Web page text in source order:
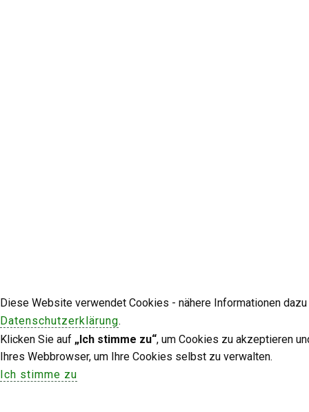
Diese Website verwendet Cookies - nähere Informationen
Datenschutzerklärung.
Klicken Sie auf „Ich stimme zu“, um Cookies zu akzeptieren
Ihres Webbrowser, um Ihre Cookies selbst zu verwalten.
Ich stimme zu